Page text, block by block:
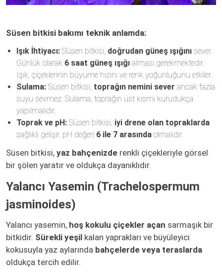
Süsen bitkisi bakımı teknik anlamda:
Işık İhtiyacı:Süsen bitkisi, doğrudan güneş ışığınısever.
Günlük olarak 6 saat güneş ışığıalması gerekmektedir.
Işık, çiçeklerinin büyüme hızını ve renk yoğunluğunu etkiler.
Sulama:Süsen bitkisi, toprağın nemini sever ancak fazla
suyu sevmez. Sulama, toprağın üst kısmı kurudukça
yapılmalıdır.
Toprak ve pH:Süsen bitkisi, iyi drene olan topraklarda
sağlıklı gelişir. pH değeri 6 ile 7 arasındaolmalıdır.
Süsen bitkisi, yaz bahçenizde renkli çiçekleriyle görsel
bir şölen yaratır ve oldukça dayanıklıdır.
Yalancı Yasemin (Trachelospermum
jasminoides)
Yalancı yasemin, hoş kokulu çiçekler açan sarmaşık bir
bitkidir. Sürekli yeşil kalan yaprakları ve büyüleyici
kokusuyla yaz aylarında bahçelerde veya teraslarda
oldukça tercih edilir.